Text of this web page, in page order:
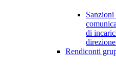
Sanzioni
di
Rendiconti